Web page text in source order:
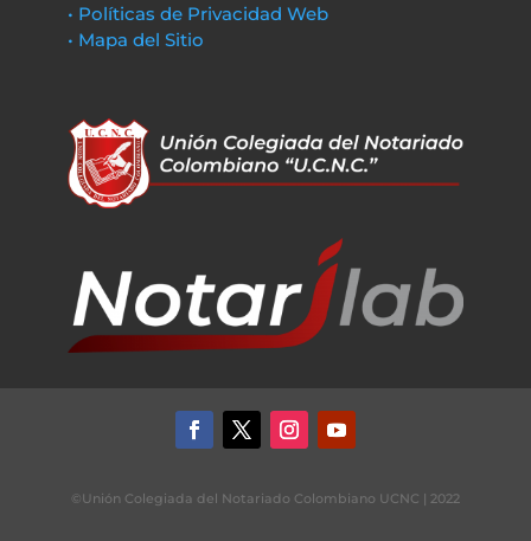
• Políticas de Privacidad Web
• Mapa del Sitio
©Unión Colegiada del Notariado Colombiano UCNC | 2022